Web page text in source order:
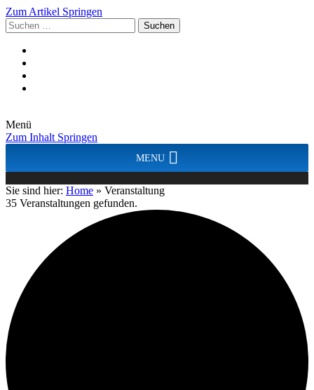
Zum Artikel Springen
Suchen
nach:
Menü
Zum Inhalt Springen
MENU
Sie sind hier: Home » Veranstaltung
35 Veranstaltungen gefunden.